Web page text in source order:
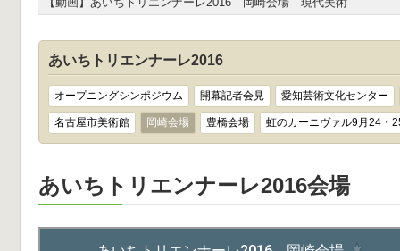
あいちトリエンナーレ2016
オープニングシンポジウム 開幕記者会見 愛知芸術文化センター
名古屋市美術館 岡崎会場 豊橋会場 虹のカーニヴァル9月24・
あいちトリエンナーレ2016会場